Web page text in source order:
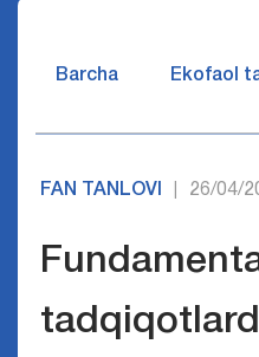
Barcha Ekofaol
FAN TANLOVI 26/04/